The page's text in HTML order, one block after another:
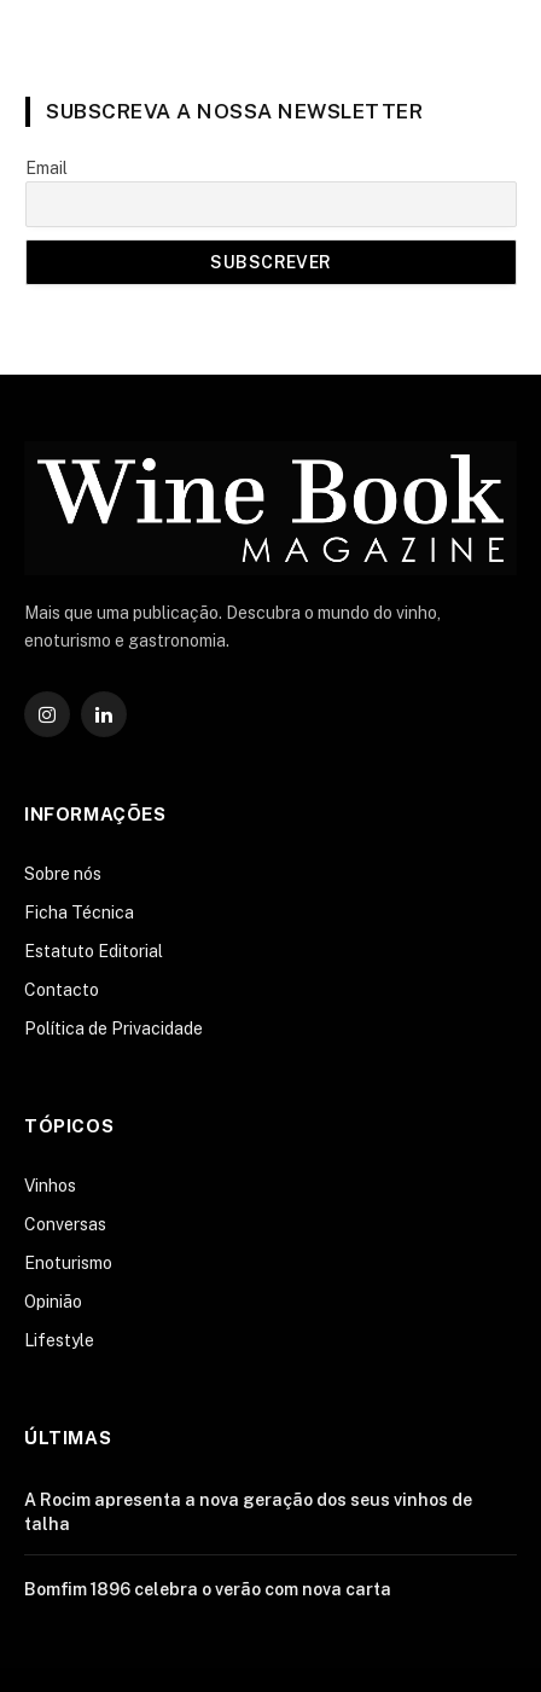
SUBSCREVA A NOSSA NEWSLETTER
Email
Mais que uma publicação. Descubra o mundo do vinho,
enoturismo e gastronomia.
Instagram
O
INFORMAÇÕES
Sobre nós
Ficha Técnica
Estatuto Editorial
Contacto
Política de Privacidade
TÓPICOS
Vinhos
Conversas
Enoturismo
Opinião
Lifestyle
ÚLTIMAS
A Rocim apresenta a nova geração dos seus vinhos de
talha
Bomfim 1896 celebra o verão com nova carta